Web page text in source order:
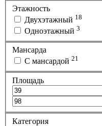
Этажность
Двухэтажный 18
Одноэтажный 3
Мансарда
С мансардой 21
Площадь
Категория